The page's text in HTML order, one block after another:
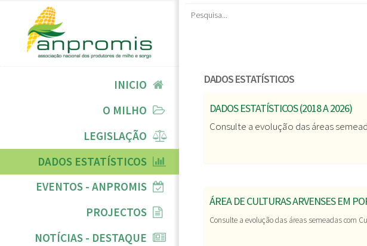
INICIO
O MILHO
LEGISLAÇÃO
DADOS ESTATÍSTICOS
EVENTOS - ANPROMIS
PROJECTOS
NOTÍCIAS - DESTAQUE
DADOS ESTATÍSTICOS
DADOS ESTATÍSTICOS (2018 A 2026)
Consulte a evolução das áreas
ÁREA DE CULTURAS ARVENSES EM
Consulte a evolução das áreas semeadas com